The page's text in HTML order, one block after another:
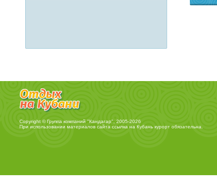
Copyright © Группа компаний "Кандагар", 2005-2026
При использовании материалов сайта ссылка на Кубань курортобязательна.